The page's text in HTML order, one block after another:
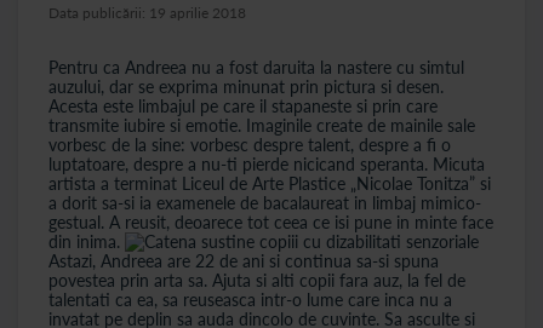
Data publicării: 19 aprilie 2018
Pentru ca Andreea nu a fost daruita la nastere cu simtul
auzului, dar se exprima minunat prin pictura si desen.
Acesta este limbajul pe care il stapaneste si prin care
transmite iubire si emotie. Imaginile create de mainile sale
vorbesc de la sine: vorbesc despre talent, despre a fi o
luptatoare, despre a nu-ti pierde nicicand speranta. Micuta
artista a terminat Liceul de Arte Plastice „Nicolae Tonitza” si
a dorit sa-si ia examenele de bacalaureat in limbaj mimico-
gestual. A reusit, deoarece tot ceea ce isi pune in minte face
din inima.
Astazi, Andreea are 22 de ani si continua sa-si spuna
povestea prin arta sa. Ajuta si alti copii fara auz, la fel de
talentati ca ea, sa reuseasca intr-o lume care inca nu a
invatat pe deplin sa auda dincolo de cuvinte. Sa asculte si